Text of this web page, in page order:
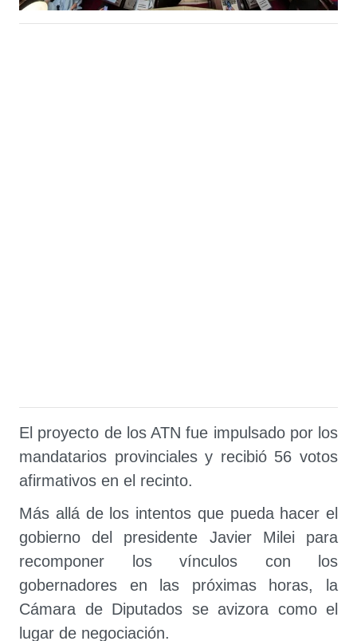
El proyecto de los ATN fue impulsado por los
mandatarios provinciales y recibió 56 votos
afirmativos en el recinto.
Más allá de los intentos que pueda hacer el
gobierno del presidente Javier Milei para
recomponer los vínculos con los
gobernadores en las próximas horas, la
Cámara de Diputados se avizora como el
lugar de negociación.